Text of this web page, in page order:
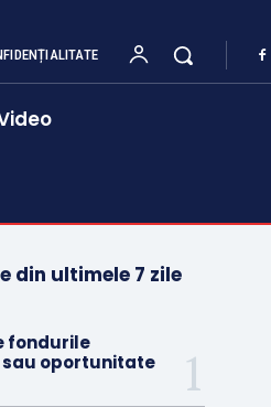
din ultimele 7 zile
fondurile
sau oportunitate